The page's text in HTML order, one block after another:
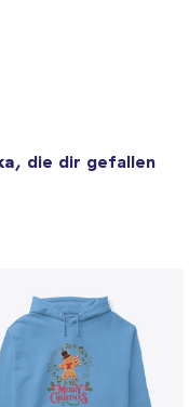
, die dir gefallen